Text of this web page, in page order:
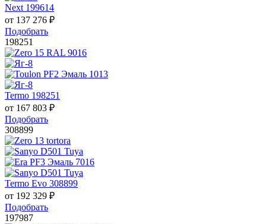
Next 199614
от 137 276 ₽
Подобрать
198251
Termo 198251
от 167 803 ₽
Подобрать
308899
Termo Evo 308899
от 192 329 ₽
Подобрать
197987